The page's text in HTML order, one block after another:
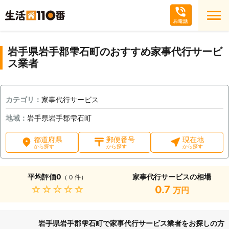
岩手県岩手郡雫石町のおすすめ家事代行サービ
ス業者
カテゴリ： 家事代行サービス
地域： 岩手県岩手郡雫石町
都道府県
から探す
郵便番号
から探す
現在地
から探す
平均評価0 （ 0 件）
★★★★★
家事代行サービスの相場
0.7 万円
岩手県岩手郡雫石町で家事代行サービス業者をお探しの方